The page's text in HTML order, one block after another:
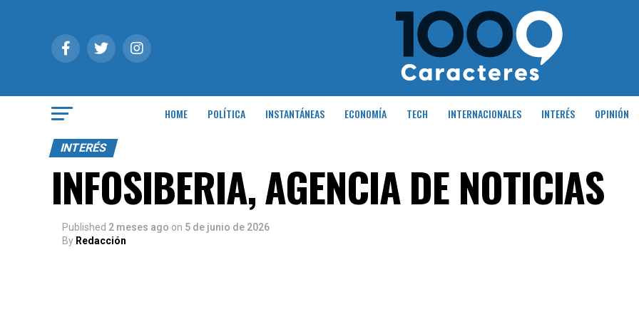
HOME POLÍTICA INSTANTÁNEAS ECONOMÍA TECH INTERNACIONALES INTERÉS OPINIÓN
INTERÉS
INFOSIBERIA, AGENCIA DE NOTICIAS
Published 2 meses ago on 5 de junio de 2026
By Redacción